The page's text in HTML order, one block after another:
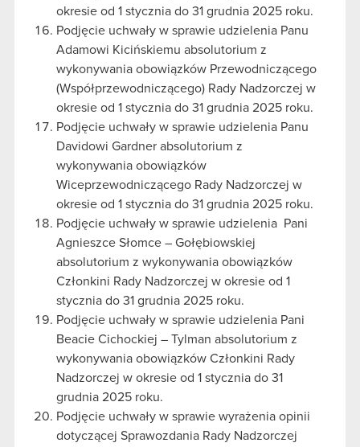
okresie od 1 stycznia do 31 grudnia 2025 roku.
Podjęcie uchwały w sprawie udzielenia Panu
Adamowi Kicińskiemu absolutorium z
wykonywania obowiązków Przewodniczącego
(Współprzewodniczącego) Rady Nadzorczej w
okresie od 1 stycznia do 31 grudnia 2025 roku.
Podjęcie uchwały w sprawie udzielenia Panu
Davidowi Gardner absolutorium z
wykonywania obowiązków
Wiceprzewodniczącego Rady Nadzorczej w
okresie od 1 stycznia do 31 grudnia 2025 roku.
Podjęcie uchwały w sprawie udzielenia Pani
Agnieszce Słomce – Gołębiowskiej
absolutorium z wykonywania obowiązków
Członkini Rady Nadzorczej w okresie od 1
stycznia do 31 grudnia 2025 roku.
Podjęcie uchwały w sprawie udzielenia Pani
Beacie Cichockiej – Tylman absolutorium z
wykonywania obowiązków Członkini Rady
Nadzorczej w okresie od 1 stycznia do 31
grudnia 2025 roku.
Podjęcie uchwały w sprawie wyrażenia opinii
dotyczącej Sprawozdania Rady Nadzorczej